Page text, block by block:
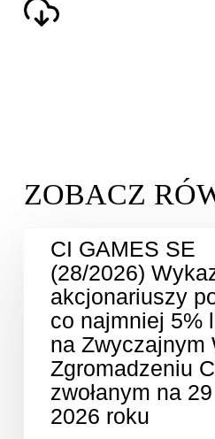
CI GAMES SE
(28/2026)
akcjonariuszy
co najmniej 5%
na Zwyczajnym
Zgromadzeniu
zwołanym na
2026 roku